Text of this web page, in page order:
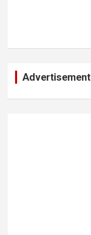
Advertisement